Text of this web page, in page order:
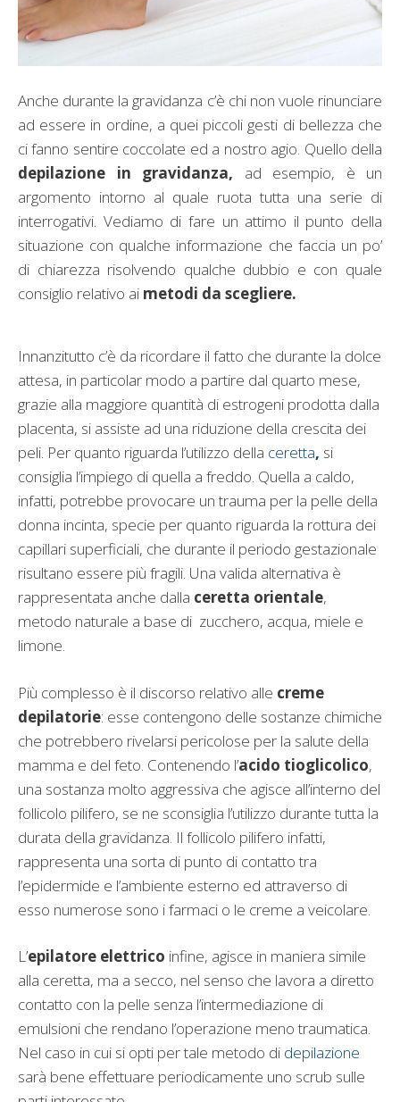
Anche durante la gravidanza c’è chi non vuole rinunciare
ad essere in ordine, a quei piccoli gesti di bellezza che
ci fanno sentire coccolate ed a nostro agio. Quello della
depilazione in gravidanza, ad esempio, è un
argomento intorno al quale ruota tutta una serie di
interrogativi. Vediamo di fare un attimo il punto della
situazione con qualche informazione che faccia un po’
di chiarezza risolvendo qualche dubbio e con quale
consiglio relativo ai metodi da scegliere.
Innanzitutto c’è da ricordare il fatto che durante la dolce
attesa, in particolar modo a partire dal quarto mese,
grazie alla maggiore quantità di estrogeni prodotta dalla
placenta, si assiste ad una riduzione della crescita dei
peli. Per quanto riguarda l’utilizzo della ceretta, si
consiglia l’impiego di quella a freddo. Quella a caldo,
infatti, potrebbe provocare un trauma per la pelle della
donna incinta, specie per quanto riguarda la rottura dei
capillari superficiali, che durante il periodo gestazionale
risultano essere più fragili. Una valida alternativa è
rappresentata anche dalla ceretta orientale,
metodo naturale a base di zucchero, acqua, miele e
limone.
Più complesso è il discorso relativo alle creme
depilatorie: esse contengono delle sostanze chimiche
che potrebbero rivelarsi pericolose per la salute della
mamma e del feto. Contenendo l’acido tioglicolico,
una sostanza molto aggressiva che agisce all’interno del
follicolo pilifero, se ne sconsiglia l’utilizzo durante tutta la
durata della gravidanza. Il follicolo pilifero infatti,
rappresenta una sorta di punto di contatto tra
l’epidermide e l’ambiente esterno ed attraverso di
esso numerose sono i farmaci o le creme a veicolare.
L’epilatore elettrico infine, agisce in maniera simile
alla ceretta, ma a secco, nel senso che lavora a diretto
contatto con la pelle senza l’intermediazione di
emulsioni che rendano l’operazione meno traumatica.
Nel caso in cui si opti per tale metodo di depilazione
sarà bene effettuare periodicamente uno scrub sulle